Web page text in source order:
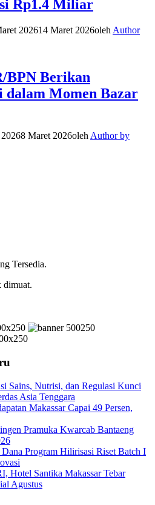
Rp1.4 Miliar
202614 Maret 2026oleh Author
BPN Berikan
dalam Momen Bazar
8 Maret 2026oleh Author by
Tersedia.
dimuat.
Sains, Nutrisi, dan Regulasi Kunci
Asia Tenggara
Makassar Capai 49 Persen,
Pramuka Kwarcab Bantaeng
Program Hilirisasi Riset Batch I
Hotel Santika Makassar Tebar
Agustus